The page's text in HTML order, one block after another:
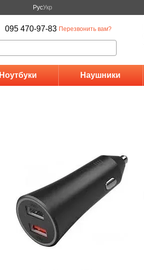
РусУкр
095 470-97-83 Перезвонить вам?
Ноутбуки Наушники